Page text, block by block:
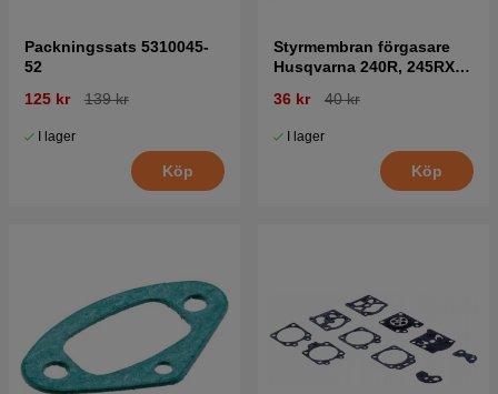
Packningssats 5310045-
52
125 kr
139 kr
I lager
Köp
Styrmembran förgasare
Husqvarna 240R, 245RX,
36 kr 40 kr
I lager
Köp